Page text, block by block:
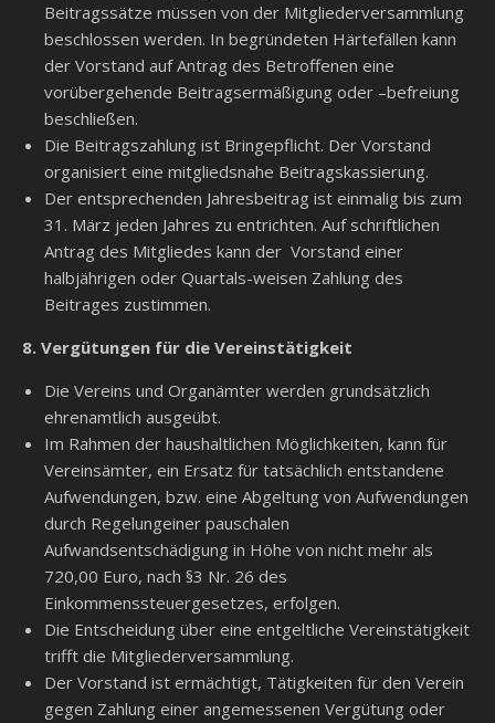
Beitragssätze müssen von der Mitgliederversammlung
beschlossen werden. In begründeten Härtefällen kann
der Vorstand auf Antrag des Betroffenen eine
vorübergehende Beitragsermäßigung oder –befreiung
beschließen.
Die Beitragszahlung ist Bringepflicht. Der Vorstand
organisiert eine mitgliedsnahe Beitragskassierung.
Der entsprechenden Jahresbeitrag ist einmalig bis zum
31. März jeden Jahres zu entrichten. Auf schriftlichen
Antrag des Mitgliedes kann der Vorstand einer
halbjährigen oder Quartals-weisen Zahlung des
Beitrages zustimmen.
8. Vergütungen für die Vereinstätigkeit
Die Vereins und Organämter werden grundsätzlich
ehrenamtlich ausgeübt.
Im Rahmen der haushaltlichen Möglichkeiten, kann für
Vereinsämter, ein Ersatz für tatsächlich entstandene
Aufwendungen, bzw. eine Abgeltung von Aufwendungen
durch Regelungeiner pauschalen
Aufwandsentschädigung in Höhe von nicht mehr als
720,00 Euro, nach §3 Nr. 26 des
Einkommenssteuergesetzes, erfolgen.
Die Entscheidung über eine entgeltliche Vereinstätigkeit
trifft die Mitgliederversammlung.
Der Vorstand ist ermächtigt, Tätigkeiten für den Verein
gegen Zahlung einer angemessenen Vergütung oder